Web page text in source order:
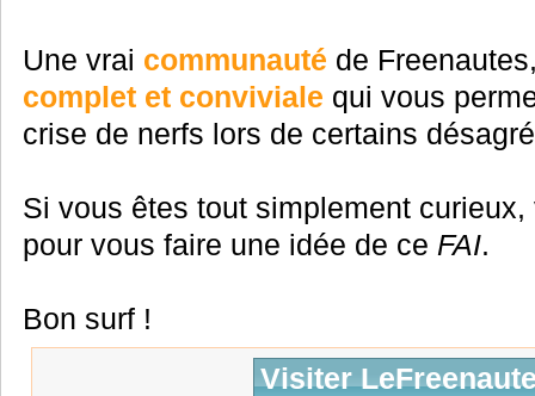
Une vrai communauté de
complet et conviviale qui vous
crise de nerfs lors de certains
Si vous êtes tout simplement
pour vous faire une idée de ce FAI.
Bon surf !
Visiter